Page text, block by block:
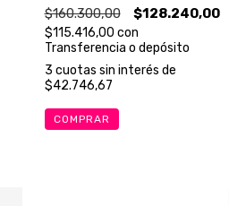
$160.300,00 $128.240,00
$115.416,00 con
Transferencia o depósito
3 cuotas sin interés de
$42.746,67
COMPRAR